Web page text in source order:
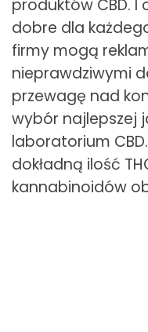
produktów CBD.
dobre dla
firmy mogą
nieprawdziwymi
przewagę nad
wybór najlepszej
laboratorium
dokładną ilość
kannabinoidów